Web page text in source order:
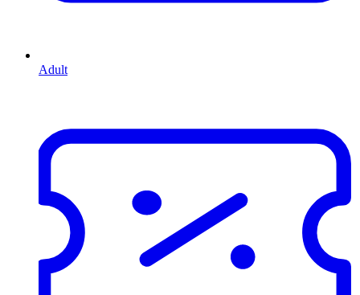
Adult